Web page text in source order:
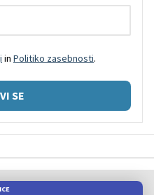
in Politiko zasebnosti.
SE